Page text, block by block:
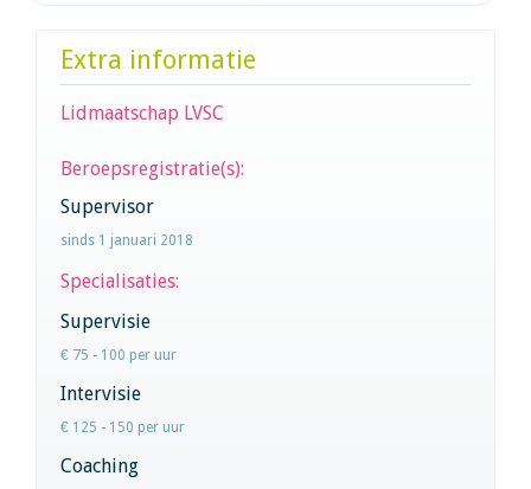
Extra informatie
Lidmaatschap LVSC
Beroepsregistratie(s):
Supervisor
sinds 1 januari 2018
Specialisaties:
Supervisie
€ 75 - 100 per uur
Intervisie
€ 125 - 150 per uur
Coaching